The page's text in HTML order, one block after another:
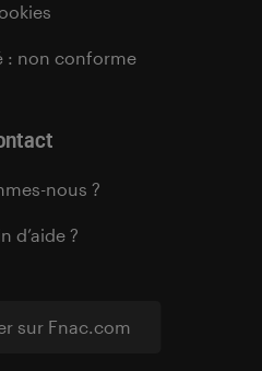
sur Fnac.com
: non conforme
nous ?
d’aide ?